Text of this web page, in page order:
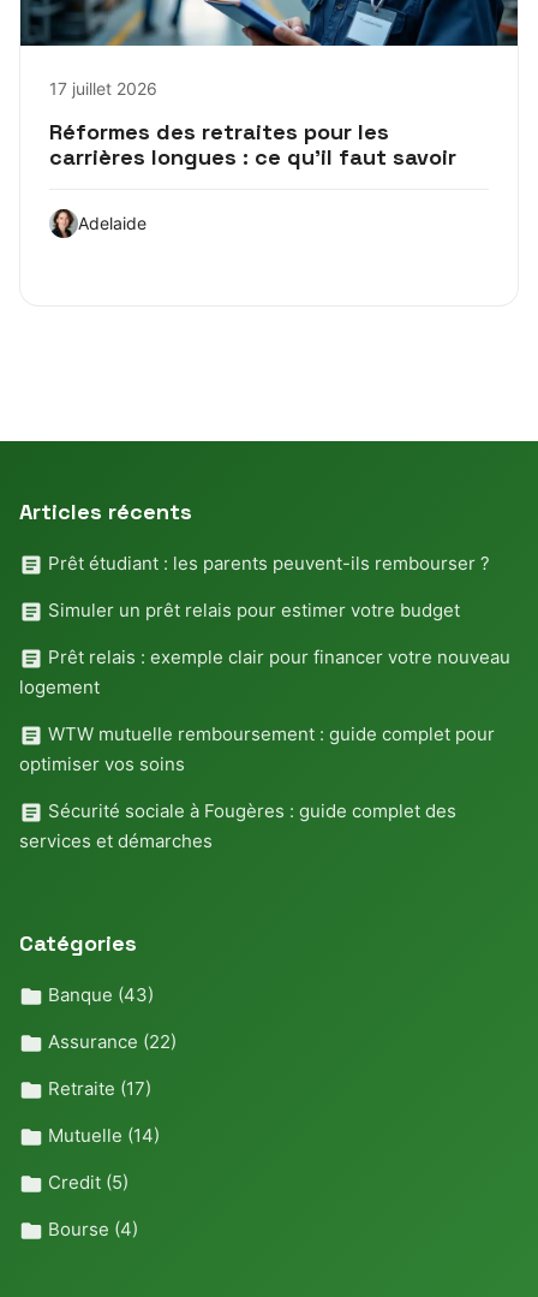
17 juillet 2026
Réformes des retraites pour les
carrières longues : ce qu’il faut savoir
Adelaide
Articles récents
Prêt étudiant : les parents peuvent-ils rembourser ?
Simuler un prêt relais pour estimer votre budget
Prêt relais : exemple clair pour financer votre nouveau
logement
WTW mutuelle remboursement : guide complet pour
optimiser vos soins
Sécurité sociale à Fougères : guide complet des
services et démarches
Catégories
Banque (43)
Assurance (22)
Retraite (17)
Mutuelle (14)
Credit (5)
Bourse (4)